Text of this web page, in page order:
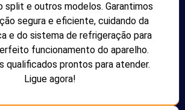
split e outros modelos. Garantimos
segura e eficiente, cuidando da
e do sistema de refrigeração para
funcionamento do aparelho.
qualificados prontos para atender.
Ligue agora!